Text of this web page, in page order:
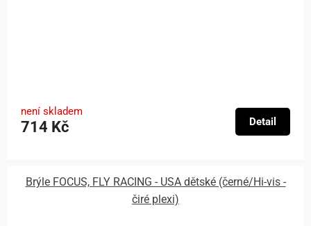
není skladem
714 Kč Detail
Brýle FOCUS, FLY RACING - USA dětské (černé/Hi-vis -
čiré plexi)